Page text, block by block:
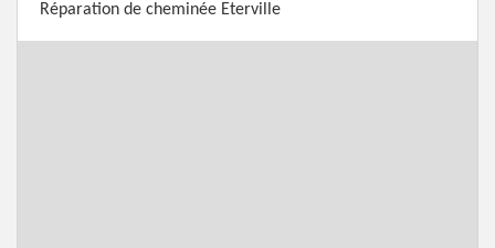
Réparation de cheminée Eterville